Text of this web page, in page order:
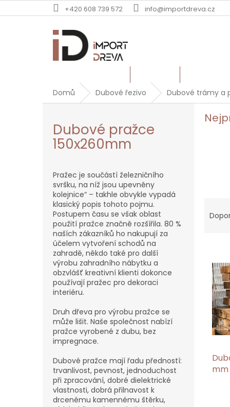
na
+420 608 739 572 info@importdreva.cz
Domů Dubové řezivo Dubové trámy a
Dubové pražce
150x260mm
Pražec je součástí železničního
svršku, na níž jsou upevněny
kolejnice“ – takhle obvykle vypadá
klasický popis tohoto pojmu.
Postupem času se však oblast
použití pražce značně rozšířila. 80 %
naších zákazníků ho nakupují za
účelem vytvoření schodů na
zahradě, někdo také pro další
výrobu zahradního nábytku a
obzvlášť kreativní klienti dokonce
používají pražec pro dekoraci
interiéru.
Druh dřeva pro výrobu pražce se
může lišit. Naše společnost nabízí
pražce vyrobené z dubu, bez
impregnace.
Dubové pražce mají řadu předností:
trvanlivost, pevnost, jednoduchost
při zpracování, dobré dielektrické
vlastnosti, dobrá přilnavost k
drcenému kamennému štěrku,
a
mm